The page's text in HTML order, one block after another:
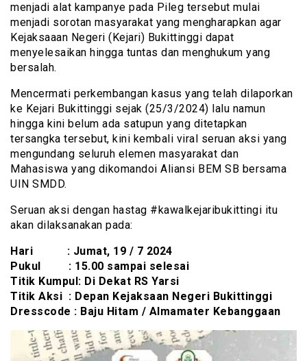
menjadi alat kampanye pada Pileg tersebut mulai
menjadi sorotan masyarakat yang mengharapkan agar
Kejaksaaan Negeri (Kejari) Bukittinggi dapat
menyelesaikan hingga tuntas dan menghukum yang
bersalah.
Mencermati perkembangan kasus yang telah dilaporkan
ke Kejari Bukittinggi sejak (25/3/2024) lalu namun
hingga kini belum ada satupun yang ditetapkan
tersangka tersebut, kini kembali viral seruan aksi yang
mengundang seluruh elemen masyarakat dan
Mahasiswa yang dikomandoi Aliansi BEM SB bersama
UIN SMDD.
Seruan aksi dengan hastag #kawalkejaribukittingi itu
akan dilaksanakan pada:
Hari : Jumat, 19 / 7 2024
Pukul : 15.00 sampai selesai
Titik Kumpul: Di Dekat RS Yarsi
Titik Aksi : Depan Kejaksaan Negeri Bukittinggi
Dresscode : Baju Hitam / Almamater Kebanggaan